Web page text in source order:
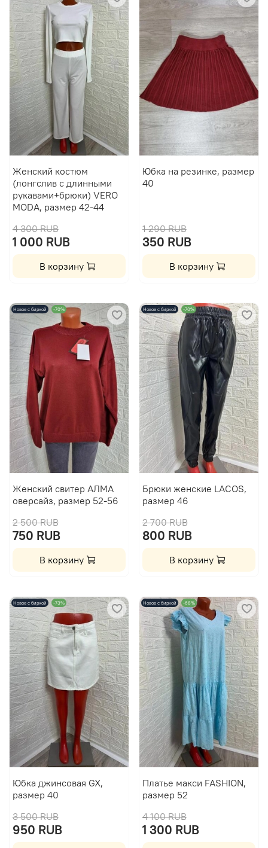
Женский костюм
(лонгслив с длинными
рукавами+брюки) VERO
MODA, размер 42-44
4 300 RUB
1 000 RUB
В корзину
Юбка на резинке, размер
40
1 290 RUB
350 RUB
В корзину
Новое с биркой -70%
Женский свитер АЛМА
оверсайз, размер 52-56
2 500 RUB
750 RUB
В корзину
Новое с биркой -70%
Брюки женские LACOS,
размер 46
2 700 RUB
800 RUB
В корзину
Новое с биркой -73%
Юбка джинсовая GX,
размер 40
3 500 RUB
950 RUB
Новое с биркой -68%
Платье макси FASHION,
размер 52
4 100 RUB
1 300 RUB